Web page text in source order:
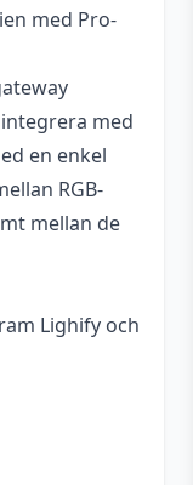
med Pro-
med
en enkel
RGB-
mellan de
Lighify och